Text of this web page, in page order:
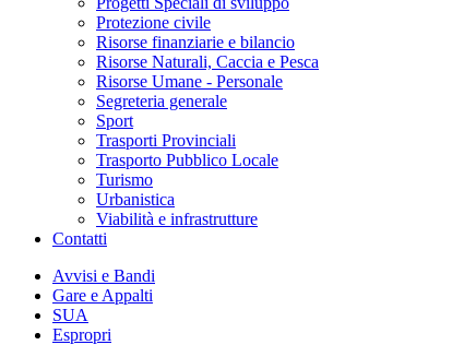
Protezione civile
Risorse finanziarie e bilancio
Risorse Naturali, Caccia e Pesca
Risorse Umane - Personale
Segreteria generale
Sport
Trasporti Provinciali
Trasporto Pubblico Locale
Turismo
Urbanistica
Viabilità e infrastrutture
Contatti
Avvisi e Bandi
Gare e Appalti
SUA
Espropri